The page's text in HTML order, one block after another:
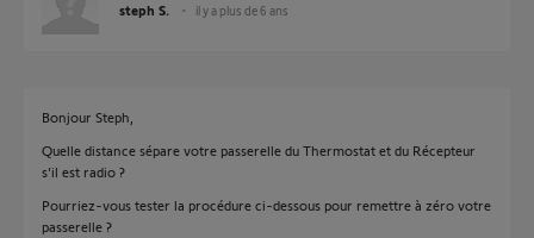
steph S. il y a plus de 6 ans
Bonjour Steph,
Quelle distance sépare votre passerelle du Thermostat et du Récepteur
s'il est radio ?
Pourriez-vous tester la procédure ci-dessous pour remettre à zéro votre
passerelle ?